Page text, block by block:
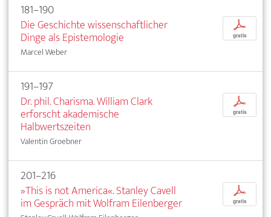
181–190
Die Geschichte wissenschaftlicher
Dinge als Epistemologie
Marcel Weber
p
gratis
191–197
Dr. phil. Charisma. William Clark
erforscht akademische
Halbwertszeiten
Valentin Groebner
p
gratis
201–216
»This is not America«. Stanley Cavell
im Gespräch mit Wolfram Eilenberger
p
gratis